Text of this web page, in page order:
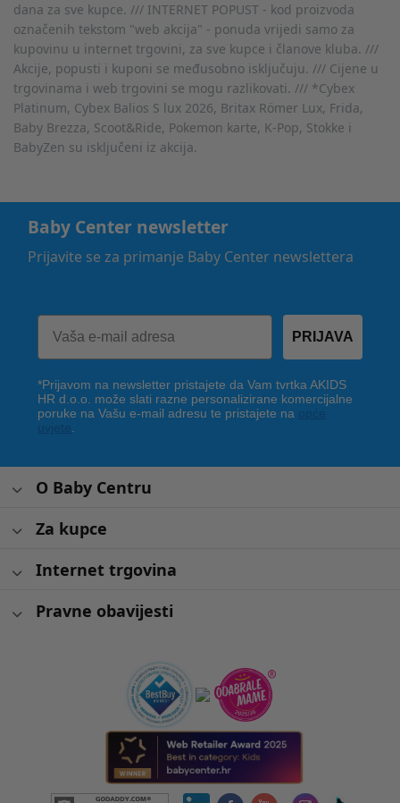
dana za sve kupce. /// INTERNET POPUST - kod proizvoda
označenih tekstom "web akcija" - ponuda vrijedi samo za
kupovinu u internet trgovini, za sve kupce i članove kluba. ///
Akcije, popusti i kuponi se međusobno isključuju. /// Cijene u
trgovinama i web trgovini se mogu razlikovati. /// *Cybex
Platinum, Cybex Balios S lux 2026, Britax Römer Lux, Frida,
Baby Brezza, Scoot&Ride, Pokemon karte, K-Pop, Stokke i
BabyZen su isključeni iz akcija.
Baby Center newsletter
Prijavite se za primanje Baby Center newslettera
PRIJAVA
*Prijavom na newsletter pristajete da Vam tvrtka AKIDS
HR d.o.o. može slati razne personalizirane komercijalne
poruke na Vašu e-mail adresu te pristajete na
O Baby Centru
Za kupce
Internet trgovina
Pravne obavijesti